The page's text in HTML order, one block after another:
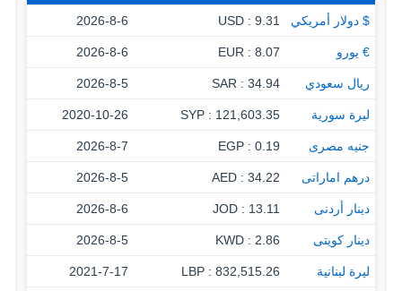
$ دولار أمريكي 9.31 : USD
2026-8-6
€ يورو 8.07 : EUR
2026-8-6
ريال سعودي 34.94 : SAR
2026-8-5
ليرة سورية 121,603.35 : SYP
2020-10-26
جنيه مصرى 0.19 : EGP
2026-8-7
درهم اماراتى 34.22 : AED
2026-8-5
دينار أردنى 13.11 : JOD
2026-8-6
دينار كويتى 2.86 : KWD
2026-8-5
ليرة لبنانية 832,515.26 : LBP
2021-7-17